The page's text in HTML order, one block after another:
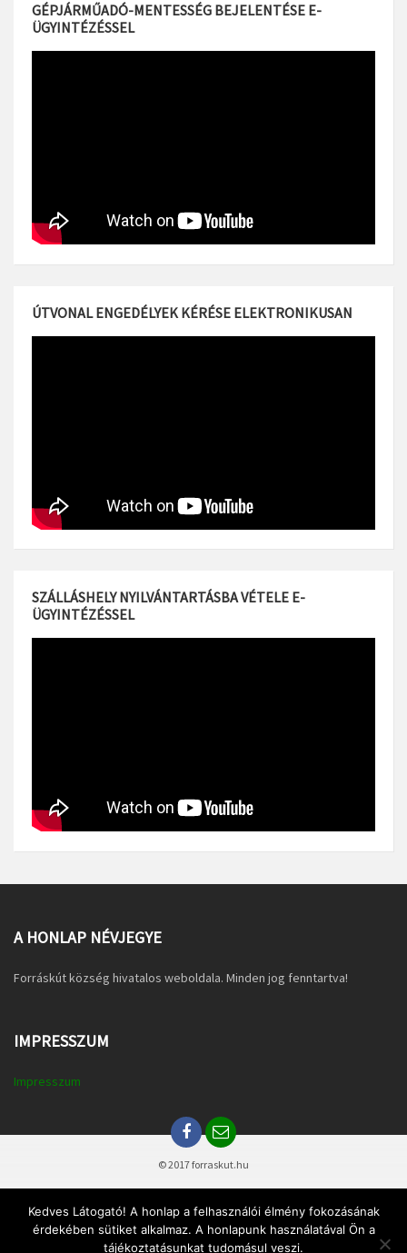
GÉPJÁRMŰADÓ-MENTESSÉG BEJELENTÉSE E-
ÜGYINTÉZÉSSEL
ÚTVONAL ENGEDÉLYEK KÉRÉSE ELEKTRONIKUSAN
SZÁLLÁSHELY NYILVÁNTARTÁSBA VÉTELE E-
ÜGYINTÉZÉSSEL
A HONLAP NÉVJEGYE
Forráskút község hivatalos weboldala. Minden jog fenntartva!
IMPRESSZUM
Impresszum
© 2017 forraskut.hu
Kedves Látogató! A honlap a felhasználói élmény fokozásának
érdekében sütiket alkalmaz. A honlapunk használatával Ön a
tájékoztatásunkat tudomásul veszi.